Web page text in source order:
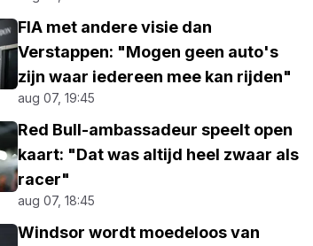
FIA met andere visie dan
Verstappen: "Mogen geen auto's
zijn waar iedereen mee kan rijden"
aug 07, 19:45
Red Bull-ambassadeur speelt open
kaart: "Dat was altijd heel zwaar als
racer"
aug 07, 18:45
Windsor wordt moedeloos van